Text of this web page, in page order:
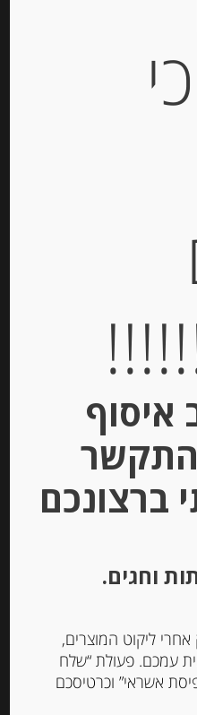
ממותק
איסוף
ברצונכם
וחגים.
ליקוט המוצרים,
עמכם. פעולת “שלח
אשראי” וכרטיסכם